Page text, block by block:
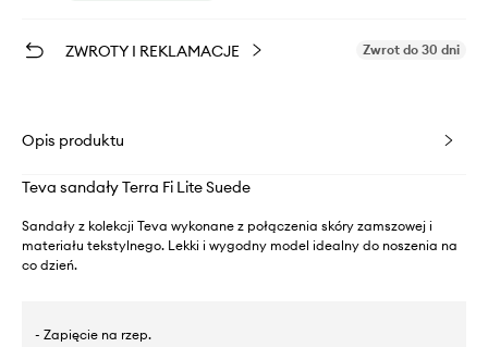
ZWROTY I REKLAMACJE Zwrot do 30 dni
Opis produktu
Teva sandały Terra Fi Lite Suede
Sandały z kolekcji Teva wykonane z połączenia skóry zamszowej i
materiału tekstylnego. Lekki i wygodny model idealny do noszenia na
co dzień.
- Zapięcie na rzep.